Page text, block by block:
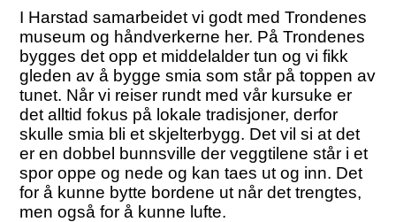
I Harstad samarbeidet vi godt med Trondenes
museum og håndverkerne her. På Trondenes
bygges det opp et middelalder tun og vi fikk
gleden av å bygge smia som står på toppen av
tunet. Når vi reiser rundt med vår kursuke er
det alltid fokus på lokale tradisjoner, derfor
skulle smia bli et skjelterbygg. Det vil si at det
er en dobbel bunnsville der veggtilene står i et
spor oppe og nede og kan taes ut og inn. Det
for å kunne bytte bordene ut når det trengtes,
men også for å kunne lufte.